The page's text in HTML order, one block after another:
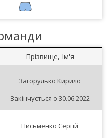
Прізвище, Ім'я
Загорулько Кирило
Закінчується о 30.06.2022
Письменко Сергій